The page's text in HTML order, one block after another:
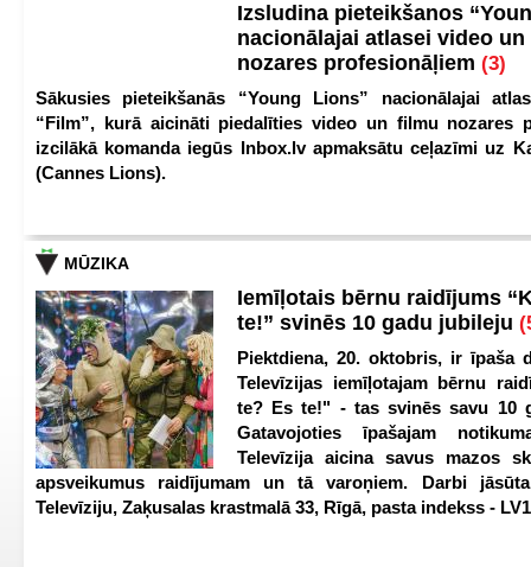
Izsludina pieteikšanos
nacionālajai atlasei video
nozares profesionāļiem (3)
Sākusies pieteikšanās “Young Lions” nacionālajai
“Film”, kurā aicināti piedalīties video un filmu nozares
izcilākā komanda iegūs Inbox.lv apmaksātu ceļazīmi uz
(Cannes Lions).
MŪZIKA
Iemīļotais bērnu raidījums
te!” svinēs 10 gadu jubileju
Piektdiena, 20. oktobris, ir īpaša
Televīzijas iemīļotajam bērnu
te? Es te!" - tas svinēs savu 10
Gatavojoties īpašajam
Televīzija aicina savus mazos
apsveikumus raidījumam un tā varoņiem. Darbi
Televīziju, Zaķusalas krastmalā 33, Rīgā, pasta indekss -